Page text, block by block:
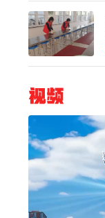
视频